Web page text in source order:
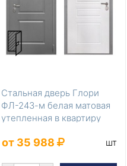
Стальная дверь Глори
ФЛ-243-м белая матовая
утепленная в квартиру
от 35 988 шт